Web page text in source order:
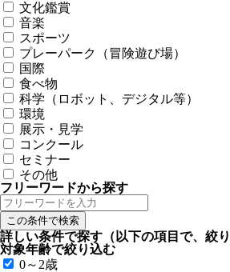
文化鑑賞
音楽
スポーツ
プレーパーク（冒険遊び場）
国際
食べ物
科学（ロボット、デジタル等）
環境
展示・見学
コンクール
セミナー
その他
フリーワードから探す
詳しい条件で探す （以下の項目で、絞
対象年齢で絞り込む
0～2歳